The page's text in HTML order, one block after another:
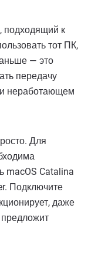
подходящий к
тот ПК,
— это
передачу
неработающем
Для
macOS Catalina
Подключите
даже
предложит